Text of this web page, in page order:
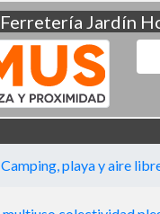
Ferretería Jardín
Camping, playa y aire